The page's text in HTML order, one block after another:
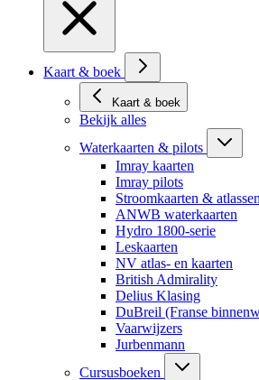
Kaart & boek
Kaart & boek
Bekijk alles
Waterkaarten & pilots
Imray kaarten
Imray pilots
Stroomkaarten & atlassen
ANWB waterkaarten
Hydro 1800-serie
Leskaarten
NV atlas- en kaarten
British Admirality
Delius Klasing
DuBreil (Franse
Vaarwijzers
Jurbenmann
Cursusboeken